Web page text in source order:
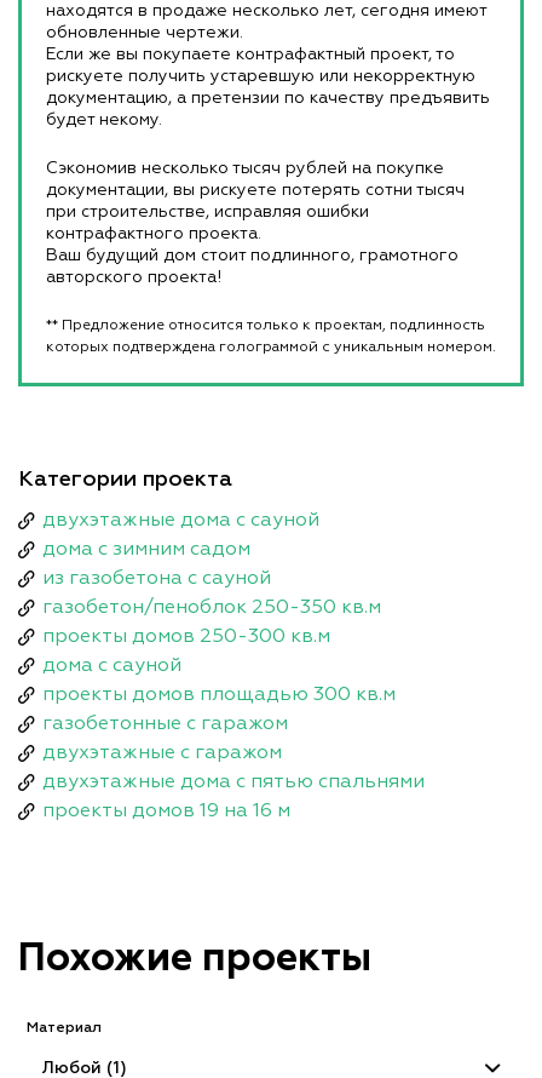
находятся в продаже несколько лет, сегодня имеют
обновленные чертежи.
Если же вы покупаете контрафактный проект, то
рискуете получить устаревшую или некорректную
документацию, а претензии по качеству предъявить
будет некому.
Сэкономив несколько тысяч рублей на покупке
документации, вы рискуете потерять сотни тысяч
при строительстве, исправляя ошибки
контрафактного проекта.
Ваш будущий дом стоит подлинного, грамотного
авторского проекта!
** Предложение относится только к проектам, подлинность
которых подтверждена голограммой с уникальным номером.
Категории проекта
двухэтажные дома с сауной
дома с зимним садом
из газобетона с сауной
газобетон/пеноблок 250-350 кв.м
проекты домов 250-300 кв.м
дома с сауной
проекты домов площадью 300 кв.м
газобетонные с гаражом
двухэтажные с гаражом
двухэтажные дома с пятью спальнями
проекты домов 19 на 16 м
Похожие проекты
Материал
Любой (1)